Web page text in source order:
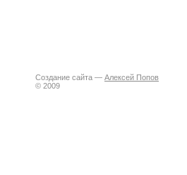
Создание сайта — Алексей Попов
© 2009